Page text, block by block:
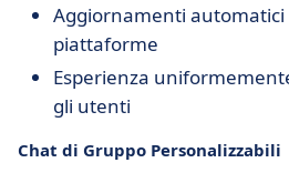
Aggiornamenti automatici
piattaforme
Esperienza
gli utenti
Chat di Gruppo Personalizzabili